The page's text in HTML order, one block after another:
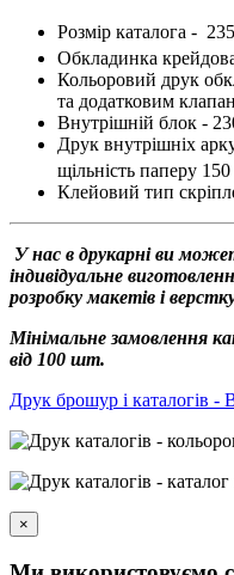
Розмір каталога -
Обкладинка
Кольоровий друк
та додатковим
Внутрішній блок -
Друк внутрішніх
щільність паперу
Клейовий тип
У нас в друкарні ви
індивідуальне
розробку макетів і
Мінімальне замовлення
від 100 шт.
Друк брошур і каталогів -
×